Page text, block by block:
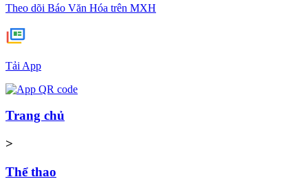
Theo dõi Báo Văn Hóa trên MXH
Tải App
Trang chủ
>
Thể thao